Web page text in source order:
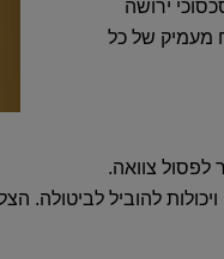
ירושה
מעמיק של כל
לפסול צוואה.
להוביל לביטולה.